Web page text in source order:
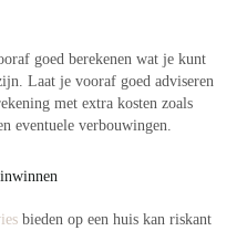
goed berekenen wat je kunt
Laat je vooraf goed adviseren
met extra kosten zoals
eventuele verbouwingen.
bieden op een huis kan riskant